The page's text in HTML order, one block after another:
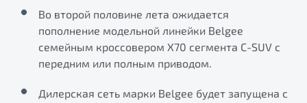
от 1 699 990 ₽*
Обзор В наличии
X70
Подробно
Belgee Плюс
Реферальная программа
Клиентская поддержка
Помощь на дорогах
Во второй половине лета ожидается
пополнение модельной линейки Belgee
семейным кроссовером Х70 сегмента C-SUV с
передним или полным приводом.
Дилерская сеть марки Belgee будет запущена с